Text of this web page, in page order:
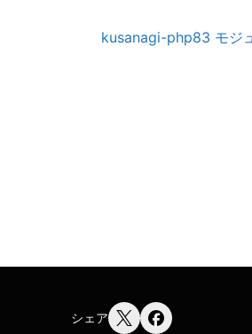
kusanagi-php83 モジ
シェア